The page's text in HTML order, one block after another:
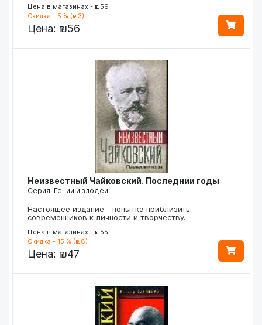
Цена в магазинах - ₪59
Скидка - 5 % (₪3)
Цена: ₪56
Неизвестный Чайковский. Последнии годы
Серия: Гении и злодеи
Настоящее издание - попытка приблизить
современников к личности и творчеству…
Цена в магазинах - ₪55
Скидка - 15 % (₪8)
Цена: ₪47